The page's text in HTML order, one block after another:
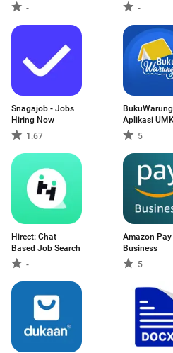
-
-
Snagajob - Jobs
Hiring Now
1.67
Aplikasi
5
Hirect: Chat
Based Job Search
-
Amazon Pay
Business
5